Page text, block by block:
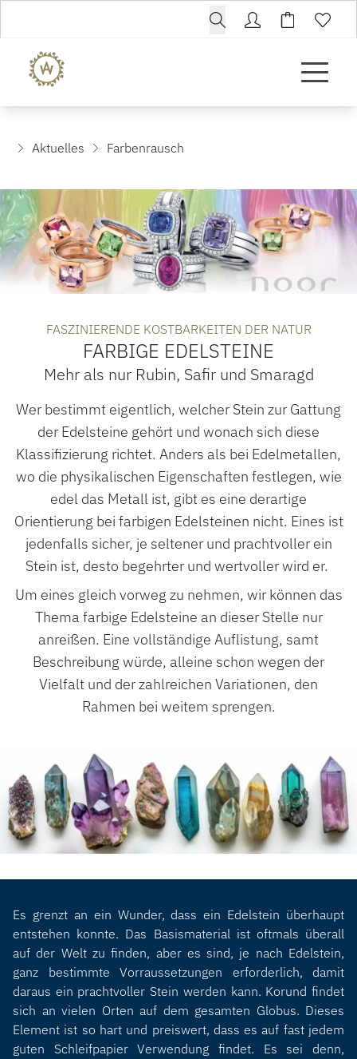
ROLEX
SCHMUCK
LUXURY DEALS
ÜBER UNS
Aktuelles Farbenrausch
FASZINIERENDE KOSTBARKEITEN DER NATUR
FARBIGE EDELSTEINE
Mehr als nur Rubin, Safir und Smaragd
Wer bestimmt eigentlich, welcher Stein zur Gattung
der Edelsteine gehört und wonach sich diese
Klassifizierung richtet. Anders als bei Edelmetallen,
wo die physikalischen Eigenschaften festlegen, wie
edel das Metall ist, gibt es eine derartige
Orientierung bei farbigen Edelsteinen nicht. Eines ist
jedenfalls sicher, je seltener und prachtvoller ein
Stein ist, desto begehrter und wertvoller wird er.
Um eines gleich vorweg zu nehmen, wir können das
Thema farbige Edelsteine an dieser Stelle nur
anreißen. Eine vollständige Auflistung, samt
Beschreibung würde, alleine schon wegen der
Vielfalt und der zahlreichen Variationen, den
Rahmen bei weitem sprengen.
Es grenzt an ein Wunder, dass ein Edelstein überhaupt
entstehen konnte. Das Basismaterial ist oftmals überall
auf der Welt zu finden, aber es sind, je nach Edelstein,
ganz bestimmte Vorraussetzungen erforderlich, damit
daraus ein prachtvoller Stein werden kann. Korund findet
sich an vielen Orten auf dem gesamten Globus. Dieses
Element ist so hart und preiswert, dass es auf fast jedem
guten Schleifpapier Verwendung findet. Es sei denn,